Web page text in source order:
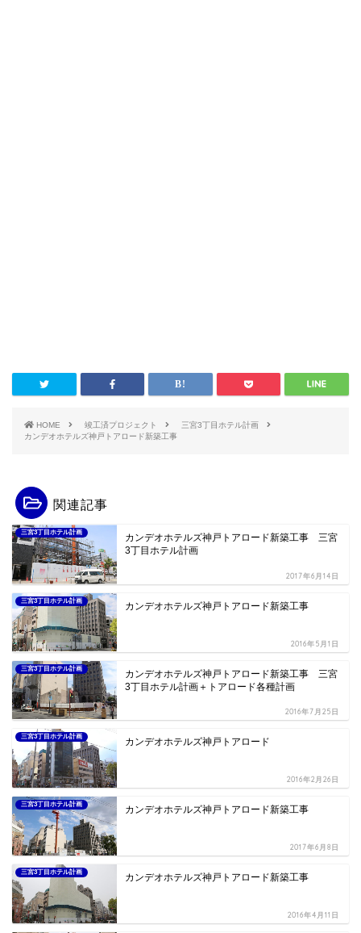
HOME 竣工済プロジェクト
三宮3丁目ホテル計画
カンデオホテルズ神戸トアロード新築工事
関連記事
三宮3丁目ホテル計画
カンデオホテルズ神戸トアロード新築工事 三宮
3丁目ホテル計画
2017年6月14日
三宮3丁目ホテル計画 カンデオホテルズ神戸トアロード新築工事
2016年5月1日
三宮3丁目ホテル計画
カンデオホテルズ神戸トアロード新築工事 三宮
3丁目ホテル計画＋トアロード各種計画
2016年7月25日
三宮3丁目ホテル計画 カンデオホテルズ神戸トアロード
2016年2月26日
三宮3丁目ホテル計画 カンデオホテルズ神戸トアロード新築工事
2017年6月8日
三宮3丁目ホテル計画 カンデオホテルズ神戸トアロード新築工事
2016年4月11日